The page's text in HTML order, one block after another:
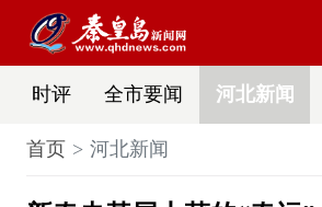
时评 全市要闻 河北新闻
首页 河北新闻